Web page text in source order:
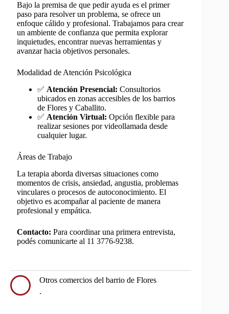
Bajo la premisa de que pedir ayuda es el primer
paso para resolver un problema, se ofrece un
enfoque cálido y profesional. Trabajamos para crear
un ambiente de confianza que permita explorar
inquietudes, encontrar nuevas herramientas y
avanzar hacia objetivos personales.
Modalidad de Atención Psicológica
✅ Atención Presencial: Consultorios
ubicados en zonas accesibles de los barrios
de Flores y Caballito.
✅ Atención Virtual: Opción flexible para
realizar sesiones por videollamada desde
cualquier lugar.
Áreas de Trabajo
La terapia aborda diversas situaciones como
momentos de crisis, ansiedad, angustia, problemas
vinculares o procesos de autoconocimiento. El
objetivo es acompañar al paciente de manera
profesional y empática.
Contacto: Para coordinar una primera entrevista,
podés comunicarte al 11 3776-9238.
Otros comercios del barrio de Flores
.